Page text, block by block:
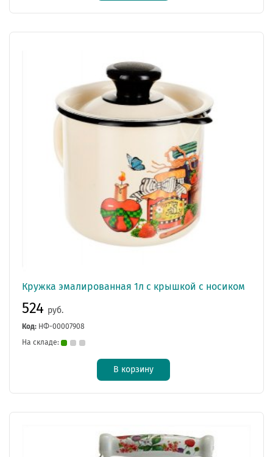
Кружка эмалированная 1л с крышкой с носиком
524 руб.
Код: НФ-00007908
На складе:
В корзину